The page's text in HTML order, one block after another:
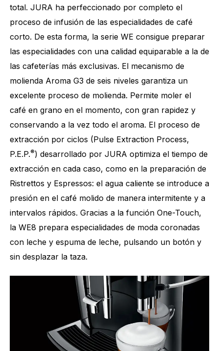
Cantidad de especialidades 12
total. JURA ha perfeccionado por completo el
proceso de infusión de las especialidades de café
corto. De esta forma, la serie WE consigue preparar
las especialidades con una calidad equiparable a la de
las cafeterías más exclusivas. El mecanismo de
molienda Aroma G3 de seis niveles garantiza un
excelente proceso de molienda. Permite moler el
café en grano en el momento, con gran rapidez y
conservando a la vez todo el aroma. El proceso de
extracción por ciclos (Pulse Extraction Process,
P.E.P.®) desarrollado por JURA optimiza el tiempo de
extracción en cada caso, como en la preparación de
Ristrettos y Espressos: el agua caliente se introduce a
presión en el café molido de manera intermitente y a
intervalos rápidos. Gracias a la función One-Touch,
la WE8 prepara especialidades de moda coronadas
con leche y espuma de leche, pulsando un botón y
sin desplazar la taza.